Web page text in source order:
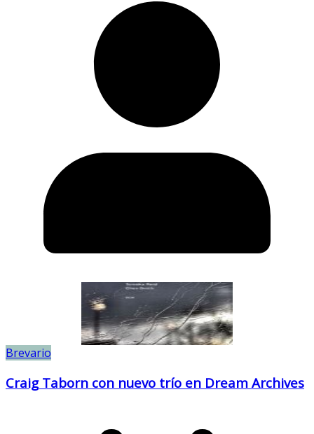
Brevario
Craig Taborn con nuevo trío en Dream Archives